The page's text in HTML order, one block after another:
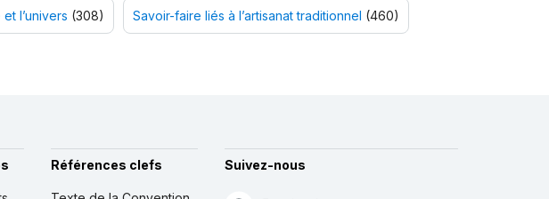
l’univers (308) Savoir-faire liés à l’artisanat traditionnel (460)
Références clefs Suivez-nous